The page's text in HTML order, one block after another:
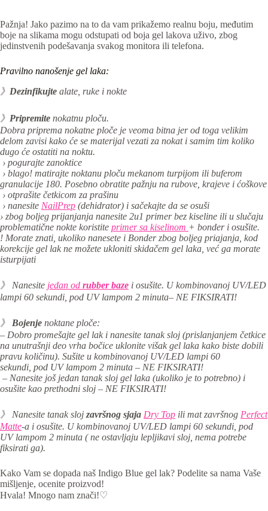
Pažnja! Jako pazimo na to da vam prikažemo realnu boju, međutim
boje na slikama mogu odstupati od boja gel lakova uživo, zbog
jedinstvenih podešavanja svakog monitora ili telefona.
Pravilno nanošenje gel laka:
》 Dezinfikujte alate, ruke i nokte
》 Pripremite nokatnu ploču.
Dobra priprema nokatne ploče je veoma bitna jer od toga velikim
delom zavisi kako će se materijal vezati za nokat i samim tim koliko
dugo će ostatiti na noktu.
› pogurajte zanoktice
› blago! matirajte noktanu ploču mekanom turpijom ili buferom
granulacije 180. Posebno obratite pažnju na rubove, krajeve i ćoškove
› otprašite četkicom za prašinu
› nanesite NailPrep (dehidrator) i sačekajte da se osuši
› zbog boljeg prijanjanja nanesite 2u1 primer bez kiseline ili u slučaju
problematične nokte koristite primer sa kiselinom + bonder i osušite.
! Morate znati, ukoliko nanesete i Bonder zbog boljeg priajanja, kod
korekcije gel lak ne možete ukloniti skidačem gel laka, već ga morate
isturpijati
》 Nanesite jedan od rubber baze i osušite. U kombinovanoj UV/LED
lampi 60 sekundi, pod UV lampom 2 minuta– NE FIKSIRATI!
》 Bojenje noktane ploče:
– Dobro promešajte gel lak i nanesite tanak sloj (prislanjanjem četkice
na unutrašnji deo vrha bočice uklonite višak gel laka kako biste dobili
pravu količinu). Sušite u kombinovanoj UV/LED lampi 60
sekundi, pod UV lampom 2 minuta – NE FIKSIRATI!
– Nanesite još jedan tanak sloj gel laka (ukoliko je to potrebno) i
osušite kao prethodni sloj – NE FIKSIRATI!
》 Nanesite tanak sloj završnog sjaja Dry Top ili mat završnog Perfect
Matte-a i osušite. Ukombinovanoj UV/LED lampi 60 sekundi, pod
UV lampom 2 minuta ( ne ostavljaju lepljikavi sloj, nema potrebe
fiksirati ga).
Kako Vam se dopada naš Indigo Blue gel lak? Podelite sa nama Vaše
mišljenje, ocenite proizvod!
Hvala! Mnogo nam znači!♡